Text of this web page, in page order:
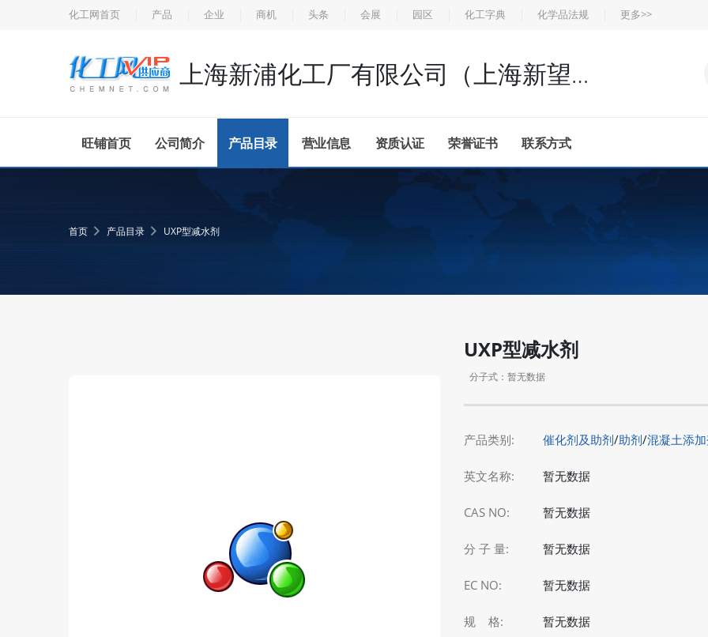
化工网首页 产品 企业 商机 头条 会展 园区 化工字典 化学品法规 更多>>
上海新浦化工厂有限公司（上海新望高分子材料厂）
旺铺首页 公司简介 产品目录 营业信息 资质认证 荣誉证书 联系方式
首页 产品目录 UXP型减水剂
UXP型减水剂
分子式：暂无数据
产品类别: 催化剂及助剂/助剂/混凝土添
英文名称: 暂无数据
CAS NO: 暂无数据
分 子 量: 暂无数据
EC NO: 暂无数据
规 格: 暂无数据